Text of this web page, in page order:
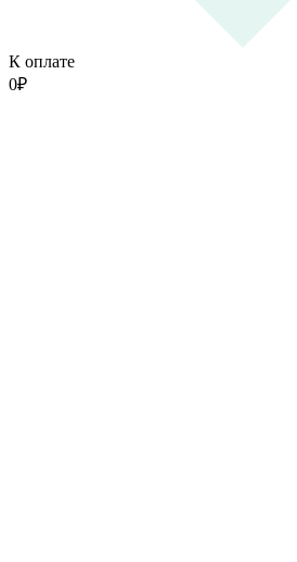
К оплате
0₽